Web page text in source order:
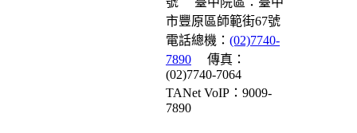
市豐原區師範街67號
電話總機： (02)7740-
7890
傳真：
(02)7740-7064
TANet VoIP：9009-
7890